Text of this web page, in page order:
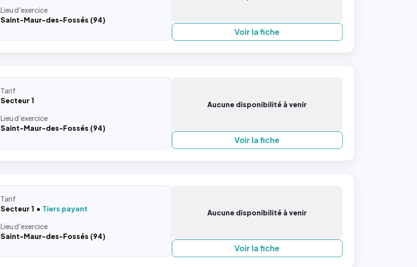
Lieud'exercice
Saint-Maur-des-Fossés (94)
Voir la fiche
Tarif
Secteur 1
Lieud'exercice
Saint-Maur-des-Fossés (94)
Aucune disponibilité à venir
Voir la fiche
Tarif
Secteur 1
Tiers payant
Lieud'exercice
Saint-Maur-des-Fossés (94)
Aucune disponibilité à venir
Voir la fiche